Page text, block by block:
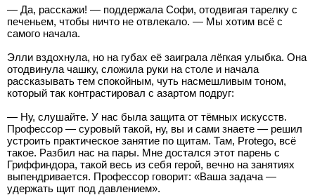
— Да, расскажи! — поддержала Софи, отодвигая тарелку с
печеньем, чтобы ничто не отвлекало. — Мы хотим всё с
самого начала.
Элли вздохнула, но на губах её заиграла лёгкая улыбка. Она
отодвинула чашку, сложила руки на столе и начала
рассказывать тем спокойным, чуть насмешливым тоном,
который так контрастировал с азартом подруг:
— Ну, слушайте. У нас была защита от тёмных искусств.
Профессор — суровый такой, ну, вы и сами знаете — решил
устроить практическое занятие по щитам. Там, Protego, всё
такое. Разбил нас на пары. Мне достался этот парень с
Гриффиндора, такой весь из себя герой, вечно на занятиях
выпендривается. Профессор говорит: «Ваша задача —
удержать щит под давлением».